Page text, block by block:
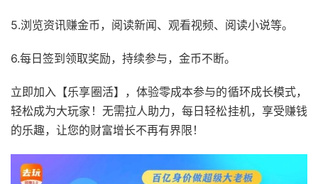
5.浏览资讯赚金币，阅读新闻、观看视频、阅读小说等。
6.每日签到领取奖励，持续参与，金币不断。
立即加入【乐享圈活】，体验零成本参与的循环成长模式，
轻松成为大玩家！无需拉人助力，每日轻松挂机，享受赚钱
的乐趣，让您的财富增长不再有界限！